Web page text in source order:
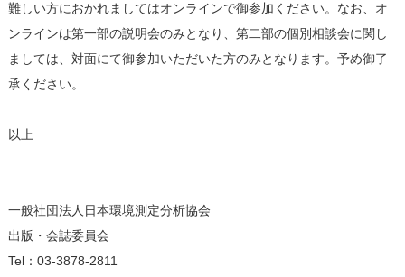
難しい方におかれましてはオンラインで御参加ください。なお、オ
ンラインは第一部の説明会のみとなり、第二部の個別相談会に関し
ましては、対面にて御参加いただいた方のみとなります。予め御了
承ください。
以上
一般社団法人日本環境測定分析協会
出版・会誌委員会
Tel：03-3878-2811